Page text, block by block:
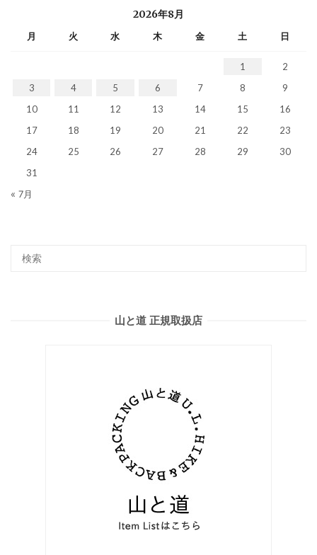
2026年8月
月 火 水 木 金 土 日
1
2
3
4 5 6 7 8
9
10
11 12 13 14 15
16
17
18 19 20 21 22
23
24
25 26 27 28 29
30
31
« 7月
山と道 正規取扱店